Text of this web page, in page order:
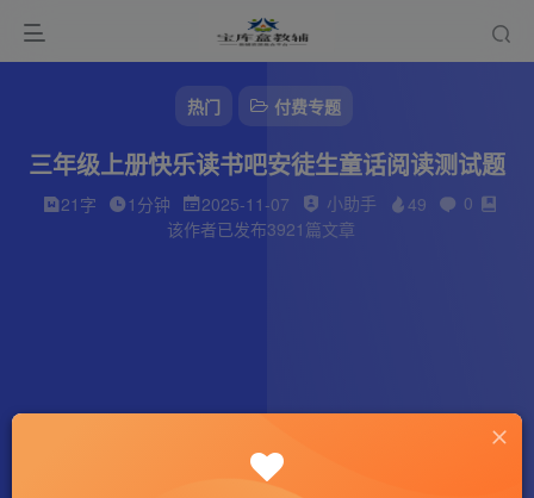
热门 付费专题
三年级上册快乐读书吧安徒生童话阅读测试题
21字 1分钟 2025-11-07 小助手 49
0
该作者已发布3921篇文章